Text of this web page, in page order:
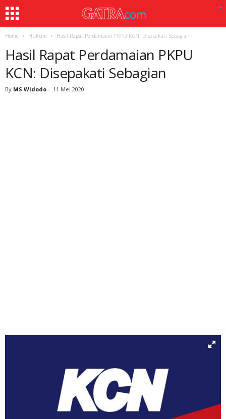
Home Hukum Hasil Rapat Perdamaian PKPU KCN: Disepakati Sebagian
Hasil Rapat Perdamaian PKPU
KCN: Disepakati Sebagian
By MS Widodo - 11 Mei 2020